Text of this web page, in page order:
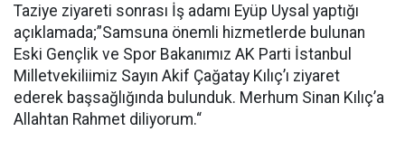
Taziye ziyareti sonrası İş adamı Eyüp Uysal yaptığı
açıklamada;”Samsuna önemli hizmetlerde bulunan
Eski Gençlik ve Spor Bakanımız AK Parti İstanbul
Milletvekiliimiz Sayın Akif Çağatay Kılıç’ı ziyaret
ederek başsağlığında bulunduk. Merhum Sinan Kılıç’a
Allahtan Rahmet diliyorum.“